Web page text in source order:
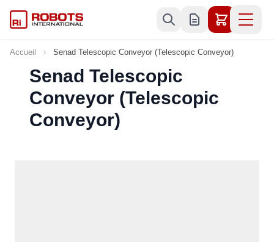
Accueil Senad Telescopic Conveyor (Telescopic Conveyor)
Senad Telescopic
Conveyor (Telescopic
Conveyor)